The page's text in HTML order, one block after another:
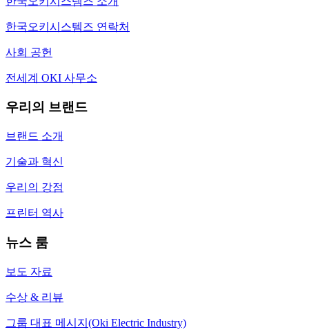
한국오키시스템즈 연락처
사회 공헌
전세계 OKI 사무소
우리의 브랜드
브랜드 소개
기술과 혁신
우리의 강점
프린터 역사
뉴스 룸
보도 자료
수상 & 리뷰
그룹 대표 메시지(Oki Electric Industry)